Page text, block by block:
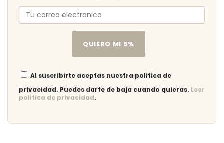
QUIERO MI 5%
Al suscribirte aceptas nuestra politica de
privacidad. Puedes darte de baja cuando quieras. Leer
politica de privacidad.